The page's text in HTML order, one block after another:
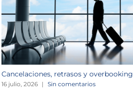
Cancelaciones, retrasos y overbooking
16 julio, 2026 | Sin comentarios